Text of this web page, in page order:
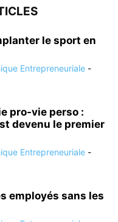
le sport en
Entrepreneuriale -
pro-vie perso :
devenu le premier
Entrepreneuriale -
employés sans les